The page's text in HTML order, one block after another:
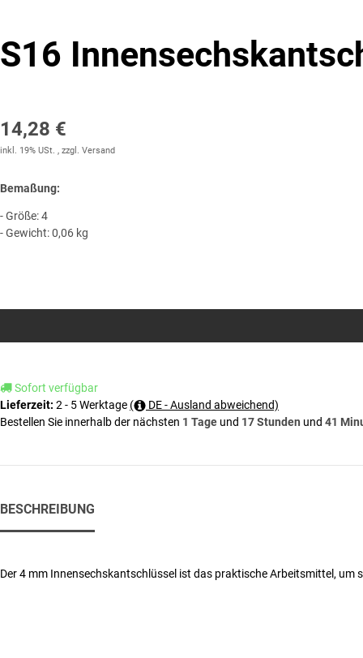
S16
14,28 €
inkl. 19% USt. , zzgl. Versand
Bemaßung:
- Größe: 4
- Gewicht: 0,06 kg
Sofort verfügbar
Lieferzeit: 2 - 5 Werktage (
DE - Ausland abweichend)
Bestellen Sie innerhalb der nächsten 1 Tage und 17 Stunden und 41
BESCHREIBUNG
Der 4 mm Innensechskantschlüssel ist das praktische Arbeitsmittel,